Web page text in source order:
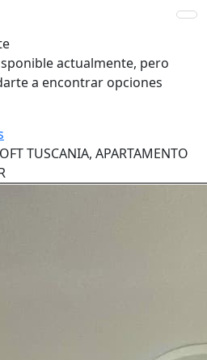
actualmente, pero
a encontrar opciones
TUSCANIA, APARTAMENTO